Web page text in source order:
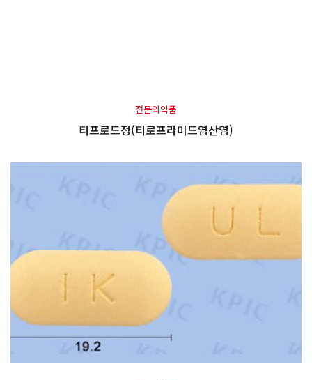
전문의약품
티프로드정(티로프라미드염산염)